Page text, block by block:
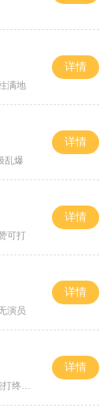
满地
详情
乱爆
详情
可打
详情
演员
详情
详情